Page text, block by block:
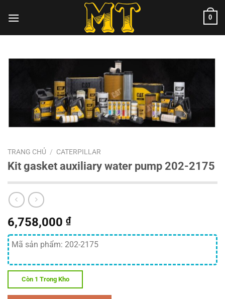
đến
0
TRANG CHỦ / CATERPILLAR
Kit gasket auxiliary water pump 202-2175
6,758,000 ₫
Mã sản phẩm: 202-2175
Còn 1 Trong Kho